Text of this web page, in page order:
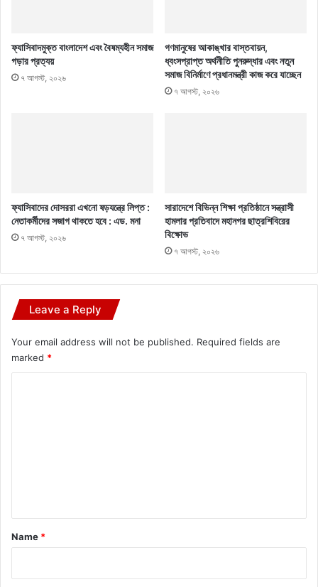
ফ্যাসিবাদমুক্ত বাংলাদেশ এবং বৈষম্যহীন সমাজ
গড়ার প্রত্যয়
৭ আগস্ট, ২০২৬
গণমানুষের আকাঙ্খার বাস্তবায়ন,
ধ্বংসপ্রাপ্ত অর্থনীতি পুনরুদ্ধার এবং নতুন
সমাজ বিনির্মাণে প্রধানমন্ত্রী কাজ করে যাচ্ছেন
৭ আগস্ট, ২০২৬
ফ্যাসিবাদের দোসররা এখনো ষড়যন্ত্রে লিপ্ত :
নেতাকর্মীদের সজাগ থাকতে হবে : এড. মনা
৭ আগস্ট, ২০২৬
সারাদেশে বিভিন্ন শিক্ষা প্রতিষ্ঠানে সন্ত্রাসী
হামলার প্রতিবাদে মহানগর ছাত্রশিবিরের
বিক্ষোভ
৭ আগস্ট, ২০২৬
Leave a Reply
Your email address will not be published. Required fields are
marked *
*
Name *